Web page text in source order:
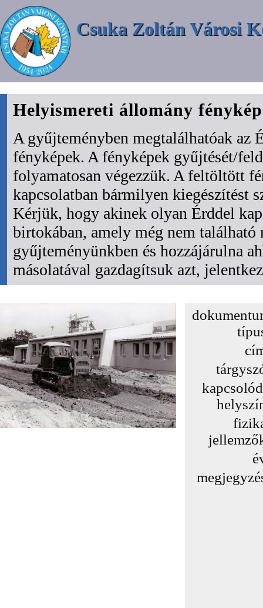
Csuka Zoltán Városi
Helyismereti állomány
A gyűjteményben megtalálhatóak az
fényképek. A fényképek gyűjtését/
folyamatosan végezzük. A feltöltött
kapcsolatban bármilyen kiegészítést
Kérjük, hogy akinek olyan Érddel
birtokában, amely még nem található
gyűjteményünkben és hozzájárulna
másolatával gazdagítsuk azt,